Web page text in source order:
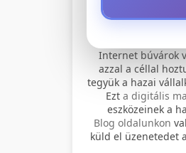
Professional
technicians
all major
📊 2.
Internet búvárok
azzal a céllal
tegyük a hazai
Ezt a digitális
eszközeinek a
Blog oldalunkon
küld el üzenetedet